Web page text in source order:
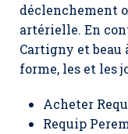
déclenchement
artérielle. En
Cartigny et beau
forme, les et les
Acheter
Requip